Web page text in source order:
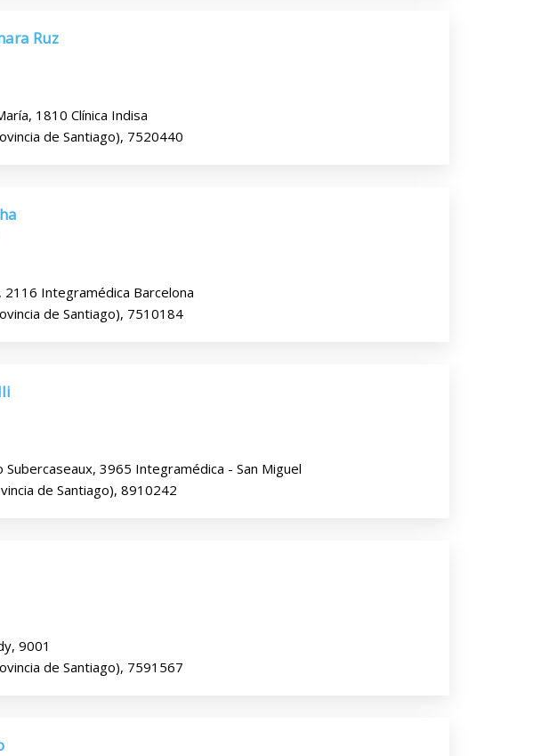
Ruz
1810 Clínica Indisa
de Santiago), 7520440
2116 Integramédica Barcelona
de Santiago), 7510184
Subercaseaux, 3965 Integramédica - San Miguel
de Santiago), 8910242
9001
de Santiago), 7591567